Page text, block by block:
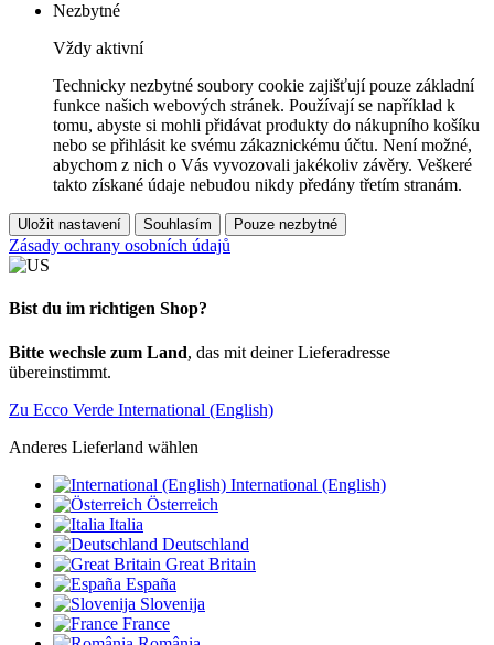
Nezbytné
Vždy aktivní
Technicky nezbytné soubory cookie zajišťují pouze základní
funkce našich webových stránek. Používají se například k
tomu, abyste si mohli přidávat produkty do nákupního košíku
nebo se přihlásit ke svému zákaznickému účtu. Není možné,
abychom z nich o Vás vyvozovali jakékoliv závěry. Veškeré
takto získané údaje nebudou nikdy předány třetím stranám.
Uložit nastavení Souhlasím Pouze nezbytné
Zásady ochrany osobních údajů
Bist du im richtigen Shop?
Bitte wechsle zum Land, das mit deiner Lieferadresse
übereinstimmt.
Zu Ecco Verde International (English)
Anderes Lieferland wählen
International (English)
Österreich
Italia
Deutschland
Great Britain
España
Slovenija
France